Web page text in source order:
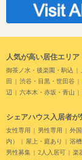
人気が高い居住エリア
御茶ノ水・後楽園・駒込
田
渋谷・目黒・世田谷
辺
六本木・赤坂・青山
シェアハウス入居者が
女性専用 男性専用 外
内）
屋上・庭あり 浴
男性募集
2人入居可 楽